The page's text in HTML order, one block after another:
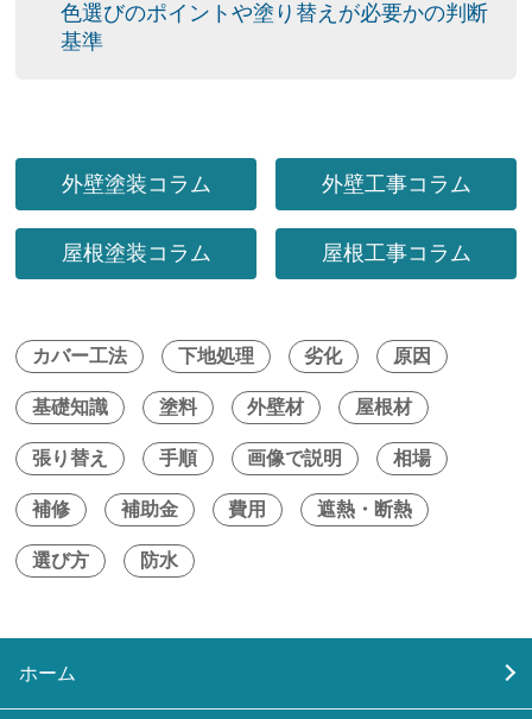
色選びのポイントや塗り替えが必要かの判断
基準
外壁塗装コラム 外壁工事コラム
屋根塗装コラム 屋根工事コラム
カバー工法 下地処理 劣化 原因
基礎知識 塗料 外壁材 屋根材
張り替え 手順 画像で説明 相場
補修 補助金 費用 遮熱・断熱
選び方 防水
ホーム